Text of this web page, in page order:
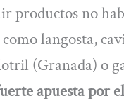
productos no
langosta,
(Granada) o
apuesta por